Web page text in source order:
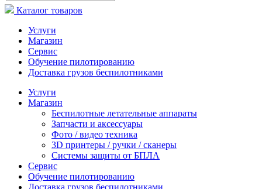
Каталог товаров
Услуги
Магазин
Сервис
Обучение пилотированию
Доставка грузов беспилотниками
Услуги
Магазин
Беспилотные летательные аппараты
Запчасти и аксессуары
Фото / видео техника
3D принтеры / ручки / сканеры
Системы защиты от БПЛА
Сервис
Обучение пилотированию
Доставка грузов беспилотниками